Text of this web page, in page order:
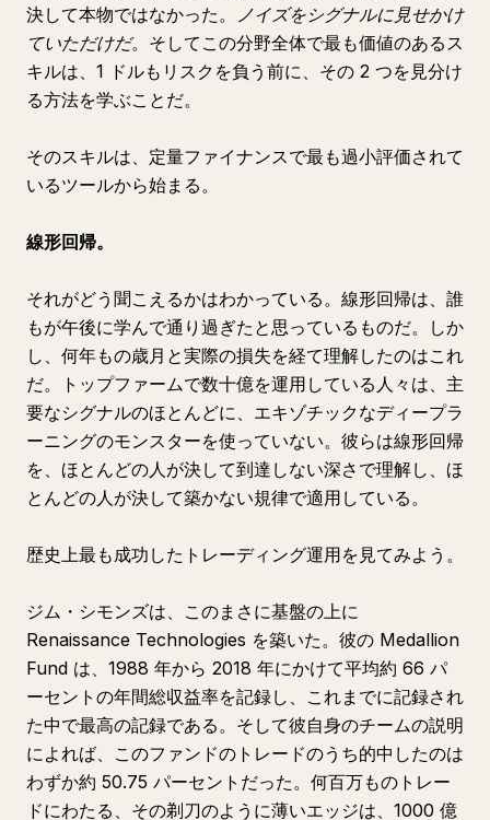
決して本物ではなかった。
ノイズをシグナルに見せかけ
ていただけだ。そしてこの分野全体で最も価値のあるス
キルは、1 ドルもリスクを負う前に、その 2 つを見分け
る方法を学ぶことだ。
そのスキルは、定量ファイナンスで最も過小評価されて
いるツールから始まる。
線形回帰。
それがどう聞こえるかはわかっている。線形回帰は、誰
もが午後に学んで通り過ぎたと思っているものだ。しか
し、何年もの歳月と実際の損失を経て理解したのはこれ
だ。トップファームで数十億を運用している人々は、主
要なシグナルのほとんどに、エキゾチックなディープラ
ーニングのモンスターを使っていない。彼らは線形回帰
を、ほとんどの人が決して到達しない深さで理解し、ほ
とんどの人が決して築かない規律で適用している。
歴史上最も成功したトレーディング運用を見てみよう。
ジム・シモンズは、このまさに基盤の上に
Renaissance Technologies を築いた。彼の Medallion
Fund は、1988 年から 2018 年にかけて平均約 66 パ
ーセントの年間総収益率を記録し、これまでに記録され
た中で最高の記録である。そして彼自身のチームの説明
によれば、このファンドのトレードのうち的中したのは
わずか約 50.75 パーセントだった。何百万ものトレー
ドにわたる、その剃刀のように薄いエッジは、1000 億